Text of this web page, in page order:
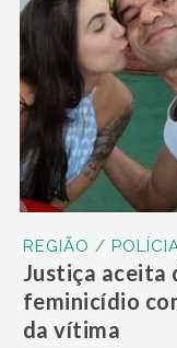
REGIÃO /
Justiça aceita
feminicídio
da vítima